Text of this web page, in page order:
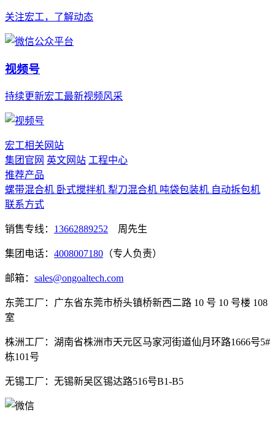
关注宏工，了解动态
视频号
持续更新宏工最新视频风采
宏工相关网站
集团官网 英文网站 工程中心
推荐产品
螺带混合机 卧式搅拌机 犁刀混合机 吨袋包装机 自动拆包机
联系方式
销售专线： 13662889252 周先生
集团电话： 4008007180 （专人负责）
邮箱： sales@ongoaltech.com
东莞工厂：广东省东莞市桥头镇桥新西二路 10 号 10 号楼 108
室
株洲工厂：湖南省株洲市天元区马家河街道仙月环路1666号5#
栋101号
无锡工厂：无锡新吴区锡达路516号B1-B5